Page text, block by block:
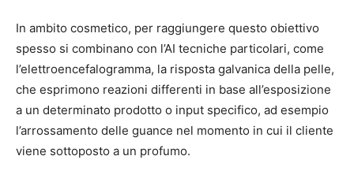
In ambito cosmetico, per raggiungere questo obiettivo
spesso si combinano con l’AI tecniche particolari, come
l’elettroencefalogramma, la risposta galvanica della pelle,
che esprimono reazioni differenti in base all’esposizione
a un determinato prodotto o input specifico, ad esempio
l’arrossamento delle guance nel momento in cui il cliente
viene sottoposto a un profumo.